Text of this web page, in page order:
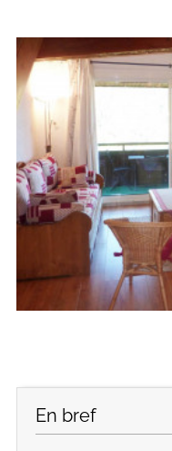
Les
Les
Les
En bref